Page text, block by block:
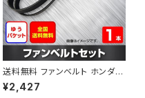
送料無料 ファンベルト ホンダ ラ
イフ 型式JB6 H15.09～H20.1
1 （国内トップメーカー） 1本 HA
¥2,427